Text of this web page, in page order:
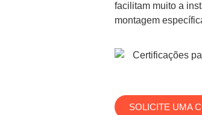
facilitam muito a
montagem
SOLICITE UMA